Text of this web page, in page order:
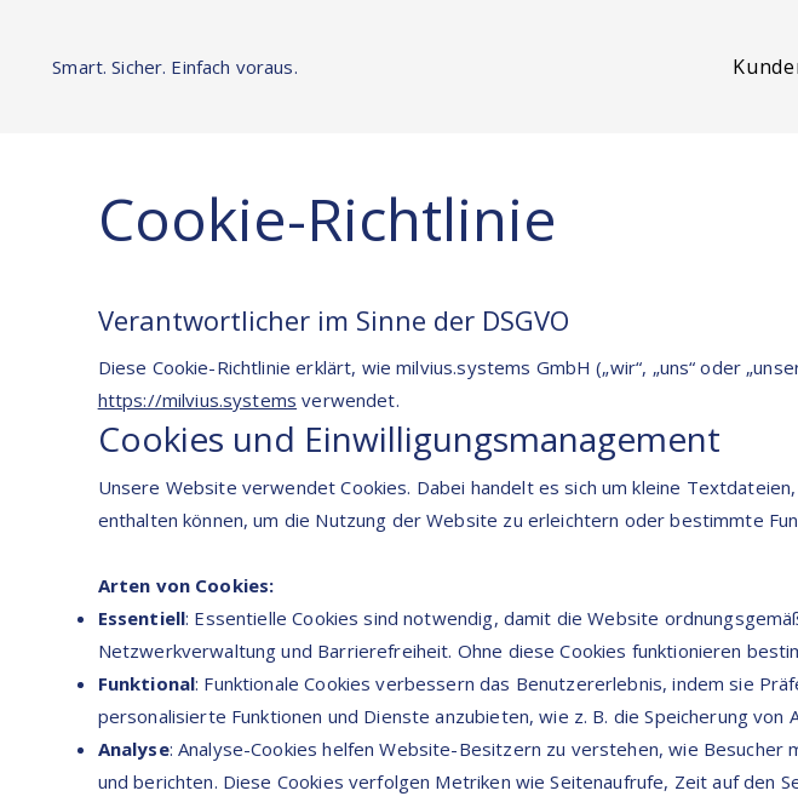
Smart. Sicher. Einfach voraus.
Cookie-Richtlinie
Verantwortlicher im Sinne der DSGVO
Diese Cookie-Richtlinie erklärt, wie milvius.systems GmbH („wir“, „uns“ oder
https://milvius.systems verwendet.
Cookies und Einwilligungsmanagement
Unsere Website verwendet Cookies. Dabei handelt es sich um kleine
enthalten können, um die Nutzung der Website zu erleichtern oder bestimmte
Arten von Cookies:
Essentiell: Essentielle Cookies sind notwendig, damit die Website
Netzwerkverwaltung und Barrierefreiheit. Ohne diese Cookies funktionieren
Funktional: Funktionale Cookies verbessern das Benutzererlebnis, indem sie
personalisierte Funktionen und Dienste anzubieten, wie z. B. die Speicherung von
Analyse: Analyse-Cookies helfen Website-Besitzern zu verstehen, wie
und berichten. Diese Cookies verfolgen Metriken wie Seitenaufrufe, Zeit auf den